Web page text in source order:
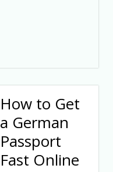
How to Get
a German
Passport
Fast Online